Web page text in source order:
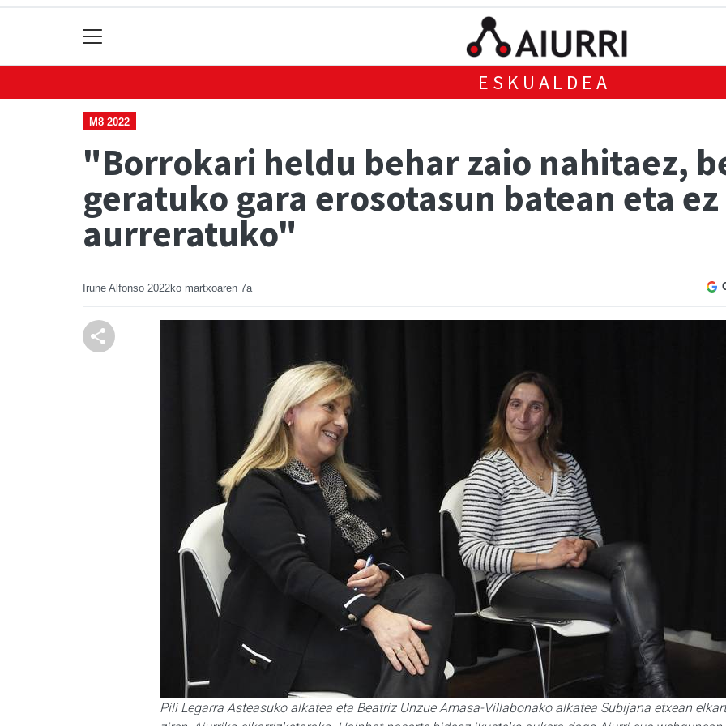
ESKUALDEA
M8 2022
"Borrokari heldu behar zaio nahitaez,
geratuko gara erosotasun batean eta
aurreratuko"
Irune Alfonso 2022ko martxoaren 7a
Pili Legarra Asteasuko alkatea eta Beatriz Unzue Amasa-Villabonako alkatea Subijana etxean